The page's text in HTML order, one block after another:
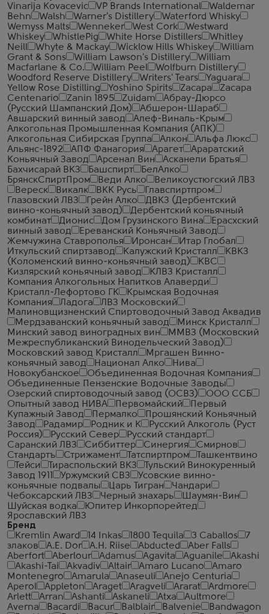
Vinarija Kovacevic
VP Brands International
Waldemar
Behn
Walsh Warner's Distillery
Waterford Whisky
Wemyss Malts
Wenneker West Cork
Westward
Whiskey
WhistlePig White Horse Distillers
Whitley
Neill
Whyte & Mackay Wicklow Hills Whiskey
William
Grant & Sons
William Lawson's Distillery
William
Macfarlane & Co.
William Peel
Wolfburn Distillery
Woodford Reserve Distillery
Writers' Tears
Yaguara
Yellow Rose Distilling
Yoshino Spirits Zacapa
Zacapa
Centenario
Zanin 1895 Zuidam
Абрау-Дюрсо
(Русский Шампанский Дом)
Абшерон-Шараб
Авшарский винный завод
Алеф-Виналь-Крым
Алкогольная Промышленная Компания (АПК)
Алкогольная Сибирская Группа
Алкон
Альфа Люкс
Альянс-1892
АПФ Фанагория Арагет
Араратский
Коньячный Завод
Арсенал Вин
Асканели Братья
Бахчисарай ВКЗ
Башспирт
БелАлко
БрянскСпиртПром
Веди Алко
Великоустюгский ЛВЗ
Вереск
Викалк ВКК Русь
Главспиртпром
Глазовский ЛВЗ
Грейн Алко
ДВКЗ (Дербентский
винно-коньячный завод)
Дербентский коньячный
комбинат
Дионис Дом Грузинского Вина
Ерасхский
винный завод
Ереванский Коньячный Завод
Жемчужина Ставрополья
Иронсан
Итар Глобал
Иткульский спиртзавод
Калужский Кристалл
КВКЗ
(Коломенский винно-коньячный завод)
КВС
Кизлярский коньячный завод
КЛВЗ Кристалл
Компания Алкогольных Напитков Алаверди
Кристалл-Лефортово ГК
Крымская Водочная
Компания
Ладога
ЛВЗ Московский
Малиновщизненский Спиртоводочный Завод Аквадив
Мердзаванский коньячный завод
Минск Кристалл
Минский завод виноградных вин
ММВЗ (Московский
Межреспубликанский Винодельческий Завод)
Московский завод Кристалл
Мргашен Винно-
коньячный завод
Национал Алко
Нива
Новокубанское
Объединенная Водочная Компания
Объединенные Пензенские Водочные Заводы
Озерский спиртоводочный завод (ОСВЗ)
ООО ССБ
Опытный завод НИВА
Первомайский
Первый
Купажный Завод
Пермалко
Прошянский Коньячный
Завод
Радамир Родник и К
Русский Алкоголь (Руст
Россия)
Русский Север
Русский стандарт
Саранский ЛВЗ
Сиббиттер Синергия
Смирнов
Стандартъ
Стрижамент Татспиртпром
Ташкентвино
Тейси
Тираспольский ВКЗ
Тульский Винокуренный
Завод 1911
Уржумский СВЗ
Усовские винно-
коньячные подвалы
Царь Тигран
Чандари
Чебоксарский ЛВЗ
Черный знахарь
Шаумян-Вин
Шуйская водка
Юпитер Инкорпорейтед
Ярославский ЛВЗ
Бренд
Kremlin Award
14 Inkas 1800 Tequila 3 Caballos
7
злаков
A.E. Dor A.H. Riise Abducted
Aber Falls
Aberfort
Aberlour Adamus Agavita Aguanile
Akashi
Akashi-Tai
Akvadiv Altair Amaro Lucano
Amaro
Montenegro
Amarula Anaseuli
Anejo Centuria
Aperol
Appleton Araget Aragveli Ararat
Ardmore
Arlett
Arran Ashanti Askaneli Atxa
Aultmore
Averna
Bacardi Bacur Balblair Balvenie
Bandwagon